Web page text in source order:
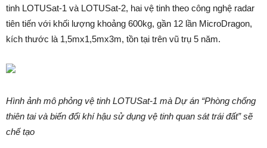
tinh LOTUSat-1 và LOTUSat-2, hai vệ tinh theo công nghệ radar
tiên tiến với khối lượng khoảng 600kg, gần 12 lần MicroDragon,
kích thước là 1,5mx1,5mx3m, tồn tại trên vũ trụ 5 năm.
Hình ảnh mô phỏng vệ tinh LOTUSat-1 mà Dự án “Phòng chống
thiên tai và biến đổi khí hậu sử dụng vệ tinh quan sát trái đất” sẽ
chế tạo